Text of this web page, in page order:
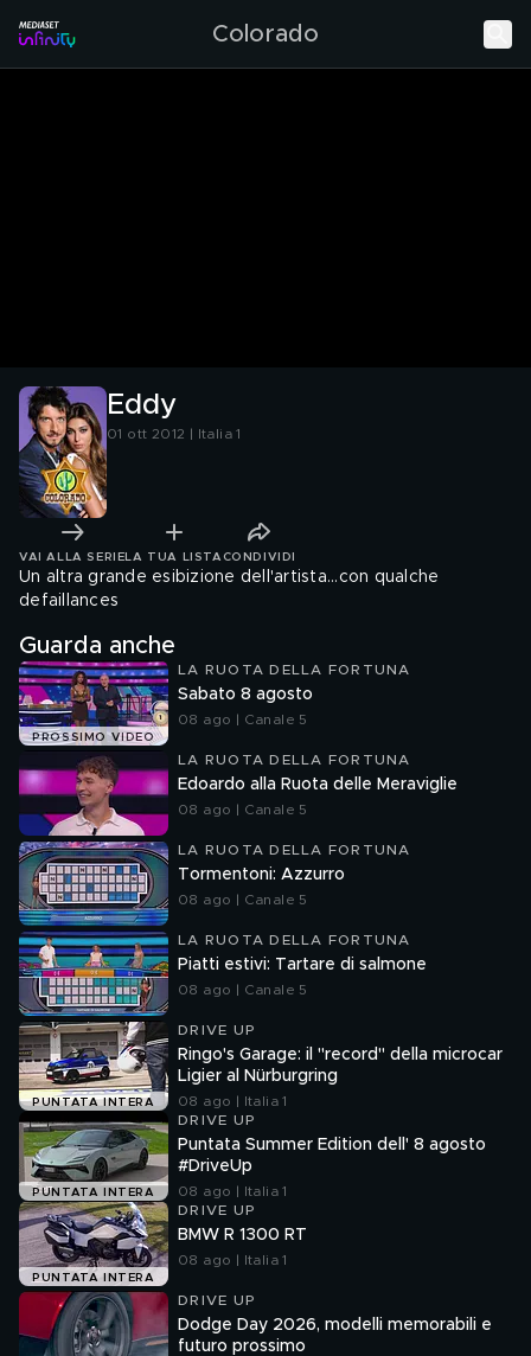
Colorado
Eddy
01 ott 2012 | Italia 1
VAI ALLA SERIE LA TUA LISTA CONDIVIDI
Un altra grande esibizione dell'artista...con qualche
defaillances
Guarda anche
PROSSIMO VIDEO
LA RUOTA DELLA FORTUNA
Sabato 8 agosto
08 ago | Canale 5
LA RUOTA DELLA FORTUNA
Edoardo alla Ruota delle Meraviglie
08 ago | Canale 5
LA RUOTA DELLA FORTUNA
Tormentoni: Azzurro
08 ago | Canale 5
LA RUOTA DELLA FORTUNA
Piatti estivi: Tartare di salmone
08 ago | Canale 5
PUNTATA INTERA
DRIVE UP
Ringo's Garage: il "record" della microcar
Ligier al Nürburgring
08 ago | Italia 1
PUNTATA INTERA
DRIVE UP
Puntata Summer Edition dell' 8 agosto
#DriveUp
08 ago | Italia 1
PUNTATA INTERA
DRIVE UP
BMW R 1300 RT
08 ago | Italia 1
DRIVE UP
Dodge Day 2026, modelli memorabili e
futuro prossimo